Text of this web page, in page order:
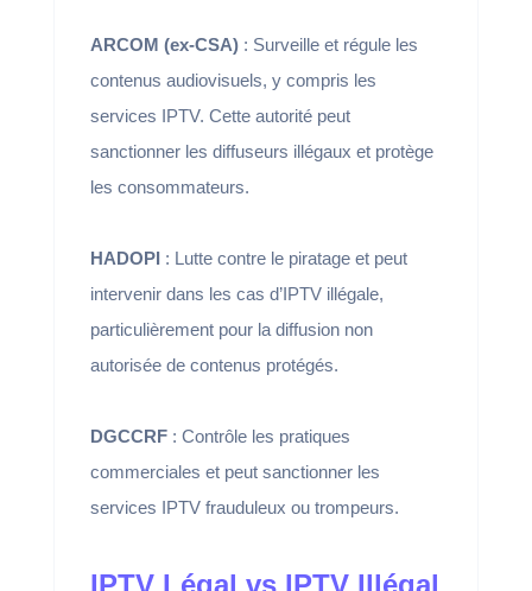
ARCOM (ex-CSA): Surveille et régule les
contenus audiovisuels, y compris les
services IPTV. Cette autorité peut
sanctionner les diffuseurs illégaux et protège
les consommateurs.
HADOPI: Lutte contre le piratage et peut
intervenir dans les cas d’IPTV illégale,
particulièrement pour la diffusion non
autorisée de contenus protégés.
DGCCRF: Contrôle les pratiques
commerciales et peut sanctionner les
services IPTV frauduleux ou trompeurs.
IPTV Légal vs IPTV Illégal